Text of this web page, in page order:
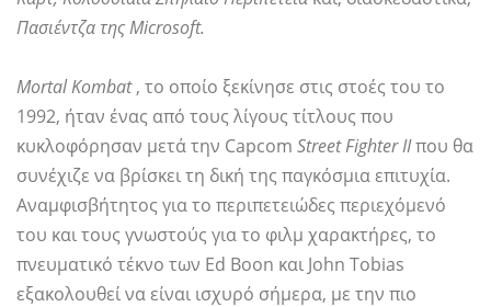
Πασιέντζα της Microsoft.
Mortal Kombat, το οποίο ξεκίνησε στις στοές του το
1992, ήταν ένας από τους λίγους τίτλους που
κυκλοφόρησαν μετά την Capcom Street Fighter IIπου θα
συνέχιζε να βρίσκει τη δική της παγκόσμια επιτυχία.
Αναμφισβήτητος για το περιπετειώδες περιεχόμενό
του και τους γνωστούς για το φιλμ χαρακτήρες, το
πνευματικό τέκνο των Ed Boon και John Tobias
εξακολουθεί να είναι ισχυρό σήμερα, με την πιο